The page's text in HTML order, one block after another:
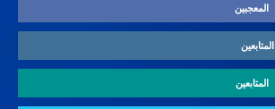
المعجبين
المتابعين
المتابعين